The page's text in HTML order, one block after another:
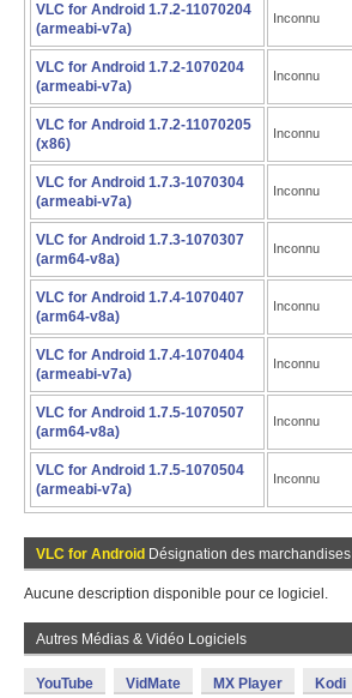
VLC for Android 1.7.2-11070204
(armeabi-v7a)
Inconnu
VLC for Android 1.7.2-1070204
(armeabi-v7a)
Inconnu
VLC for Android 1.7.2-11070205
(x86)
Inconnu
VLC for Android 1.7.3-1070304
(armeabi-v7a)
Inconnu
VLC for Android 1.7.3-1070307
(arm64-v8a)
Inconnu
VLC for Android 1.7.4-1070407
(arm64-v8a)
Inconnu
VLC for Android 1.7.4-1070404
(armeabi-v7a)
Inconnu
VLC for Android 1.7.5-1070507
(arm64-v8a)
Inconnu
VLC for Android 1.7.5-1070504
(armeabi-v7a)
Inconnu
VLC for Android Désignation des marchandises
Aucune description disponible pour ce logiciel.
Autres Médias & Vidéo Logiciels
YouTube VidMate MX Player Kodi